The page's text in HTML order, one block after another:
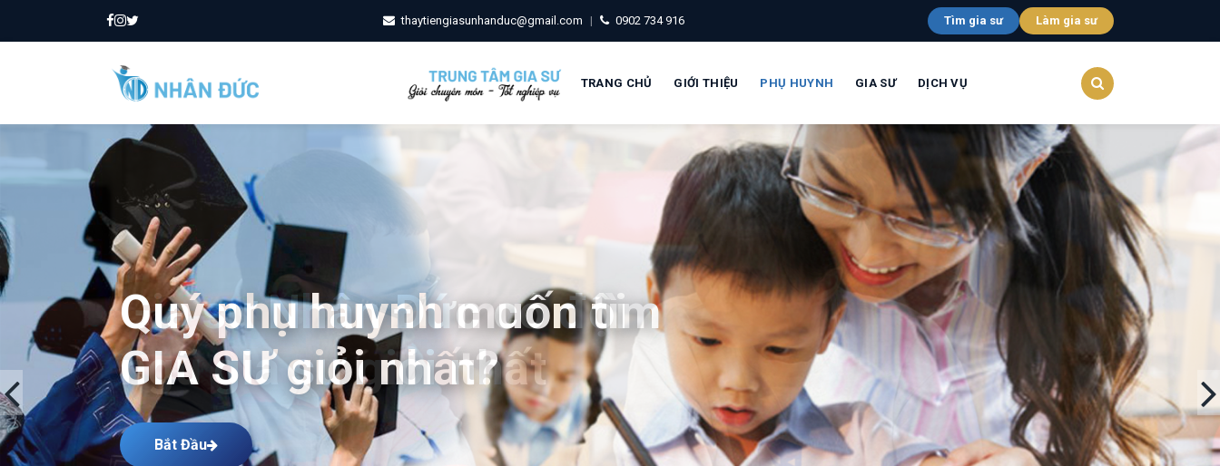
thaytiengiasunhanduc@gmail.com | 0902 734 916 Tìm gia sư Làm gia sư
TRANG CHỦ GIỚI THIỆU PHỤ HUYNH GIA SƯ DỊCH VỤ
Quý phụ huynh muốn tìm
GIA SƯ giỏi nhất?
Bắt Đầu